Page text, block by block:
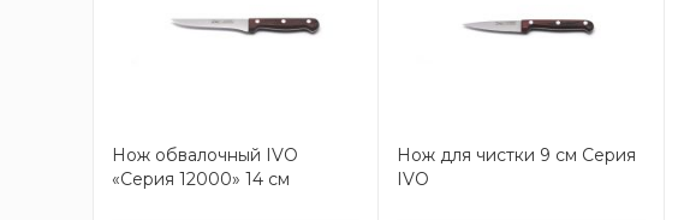
Нож обвалочный IVO
«Серия 12000» 14 см
Нож для чистки 9 см Серия
IVO